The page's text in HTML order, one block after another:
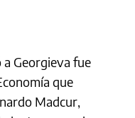
Georgieva fue
que
Madcur,